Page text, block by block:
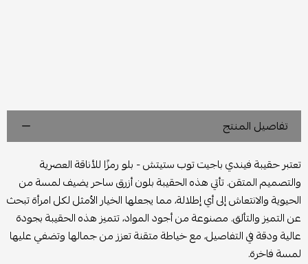
تفاصيل المنتج
تعتبر حقيبة فيندي باجيت توب ستيتش - بلو رمزًا للأناقة العصرية
والتصميم المتقن. تأتي هذه الحقيبة بلون أزرق ساحر يضيف لمسة من
الحيوية والانتعاش إلى أي إطلالة، مما يجعلها الخيار الأمثل لكل امرأة تبحث
عن التميز والتألق. مصنوعة من أجود المواد، تتميز هذه الحقيبة بجودة
عالية ودقة في التفاصيل، مع خياطة متقنة تعزز من جمالها وتضفي عليها
لمسة فاخرة.